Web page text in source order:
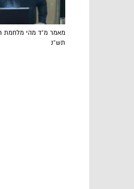
מאמר מ”ד מהי מלחמת
תש”נ